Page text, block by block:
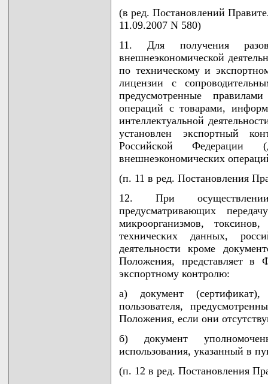
(в ред. Постановлений
11.09.2007 N 580)
11. Для получения
внешнеэкономической
по техническому и
лицензии с
предусмотренные
операций с товарами,
интеллектуальной
установлен экспортный
Российской Федерации
внешнеэкономических
(п. 11 в ред. Постановления
12. При осуществлении
предусматривающих
микроорганизмов,
технических данных,
деятельности кроме
Положения, представляет в
экспортному контролю:
а) документ (сертификат),
пользователя,
Положения, если они
б) документ
использования, указанный в
(п. 12 в ред. Постановления